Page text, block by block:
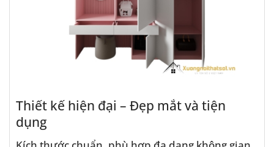
Thiết kế hiện đại – Đẹp mắt và tiện
dụng